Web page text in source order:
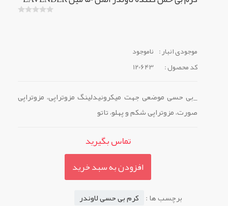
موجودی انبار : ناموجود
کد محصول :
120643
_بی حسی موضعی جهت میکرونیدلینگ مزوتراپی، مزوتراپی
صورت، مزوتراپی شکم و پهلو، تاتو
تماس بگیرید
افزودن به سبد خرید
برچسب ها : کرم بی حسی لاوندر